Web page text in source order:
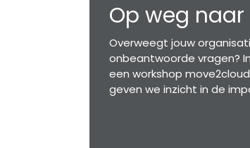
Op weg
Overweegt jouw
onbeantwoorde vragen?
een workshop
geven we inzicht in de